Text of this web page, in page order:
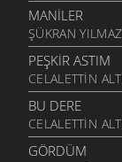
ŞIIRLER- 29
SENSIZIM
ŞIIRLER - 23
HAYALIN
ŞIIRLER- 20
DIRHEM
ŞIIRLER- 22
MANILER
ŞÜKRAN
PEŞKIR ASTIM
CELALETTIN
BU DERE
CELALETTIN
GÖRDÜM